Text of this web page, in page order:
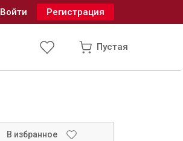
В избранное
Войти Регистрация
Пустая